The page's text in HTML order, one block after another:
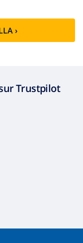
›
Trustpilot